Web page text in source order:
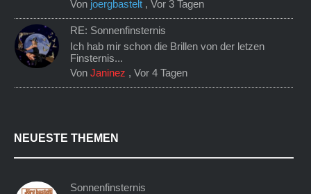
Von joergbastelt ,Vor 3 Tagen
RE: Sonnenfinsternis
Ich hab mir schon die Brillen von der letzen
Finsternis...
VonJaninez ,Vor 4 Tagen
NEUESTE THEMEN
Sonnenfinsternis